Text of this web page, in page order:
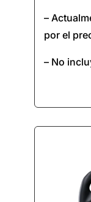
–
por el
– No